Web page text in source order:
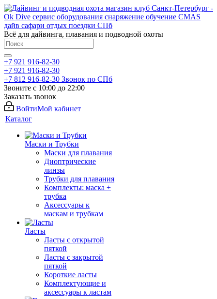
Всё для дайвинга, плавания и подводной охоты
+7 921 916-82-30
+7 921 916-82-30
+7 812 916-82-30 Звонок по СПб
Звоните с 10:00 до 22:00
Заказать звонок
ВойтиМой кабинет
Каталог
Маски и Трубки
Маски для плавания
Диоптрические
линзы
Трубки для плавания
Комплекты: маска +
трубка
Аксессуары к
маскам и трубкам
Ласты
Ласты с открытой
пяткой
Ласты с закрытой
пяткой
Короткие ласты
Комплектующие и
аксессуары к ластам